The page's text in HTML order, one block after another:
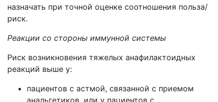
назначать при точной оценке соотношения польза/
риск.
Реакции со стороны иммунной системы
Риск возникновения тяжелых анафилактоидных
реакций выше у:
пациентов с астмой, связанной с приемом
анальгетиков, или у пациентов с